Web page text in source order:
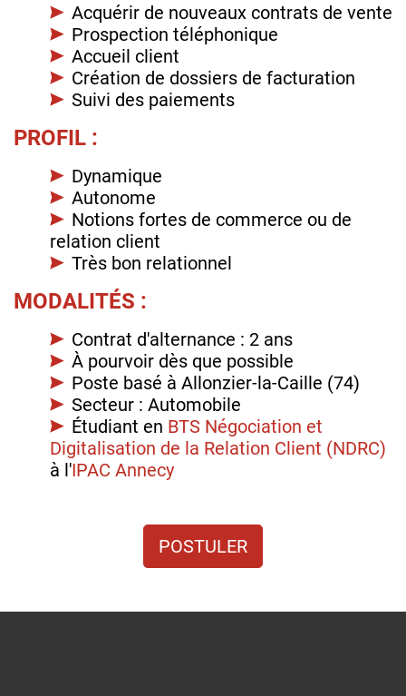
Acquérir de nouveaux contrats de vente
Prospection téléphonique
Accueil client
Création de dossiers de facturation
Suivi des paiements
PROFIL :
Dynamique
Autonome
Notions fortes de commerce ou de
relation client
Très bon relationnel
MODALITÉS :
Contrat d'alternance : 2 ans
À pourvoir dès que possible
Poste basé à Allonzier-la-Caille (74)
Secteur : Automobile
Étudiant en BTS Négociation et
Digitalisation de la Relation Client (NDRC)
à l'IPAC Annecy
POSTULER